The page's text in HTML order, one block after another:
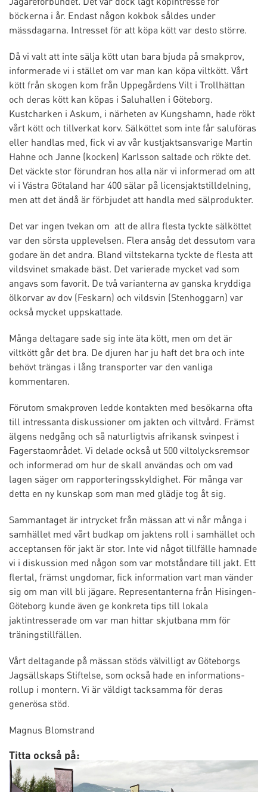
böckerna i år. Endast någon kokbok såldes under
mässdagarna. Intresset för att köpa kött var desto större.
Då vi valt att inte sälja kött utan bara bjuda på smakprov,
informerade vi i stället om var man kan köpa viltkött. Vårt
kött från skogen kom från Uppegårdens Vilt i Trollhättan
och deras kött kan köpas i Saluhallen i Göteborg.
Kustcharken i Askum, i närheten av Kungshamn, hade rökt
vårt kött och tillverkat korv. Sälköttet som inte får saluföras
eller handlas med, fick vi av vår kustjaktsansvarige Martin
Hahne och Janne (kocken) Karlsson saltade och rökte det.
Det väckte stor förundran hos alla när vi informerad om att
vi i Västra Götaland har 400 sälar på licensjaktstilldelning,
men att det ändå är förbjudet att handla med sälprodukter.
Det var ingen tvekan om att de allra flesta tyckte sälköttet
var den sörsta upplevelsen. Flera ansåg det dessutom vara
godare än det andra. Bland viltstekarna tyckte de flesta att
vildsvinet smakade bäst. Det varierade mycket vad som
angavs som favorit. De två varianterna av ganska kryddiga
ölkorvar av dov (Feskarn) och vildsvin (Stenhoggarn) var
också mycket uppskattade.
Många deltagare sade sig inte äta kött, men om det är
viltkött går det bra. De djuren har ju haft det bra och inte
behövt trängas i lång transporter var den vanliga
kommentaren.
Förutom smakproven ledde kontakten med besökarna ofta
till intressanta diskussioner om jakten och viltvård. Främst
älgens nedgång och så naturligtvis afrikansk svinpest i
Fagerstaområdet. Vi delade också ut 500 viltolycksremsor
och informerad om hur de skall användas och om vad
lagen säger om rapporteringsskyldighet. För många var
detta en ny kunskap som man med glädje tog åt sig.
Sammantaget är intrycket från mässan att vi når många i
samhället med vårt budkap om jaktens roll i samhället och
acceptansen för jakt är stor. Inte vid något tillfälle hamnade
vi i diskussion med någon som var motståndare till jakt. Ett
flertal, främst ungdomar, fick information vart man vänder
sig om man vill bli jägare. Representanterna från Hisingen-
Göteborg kunde även ge konkreta tips till lokala
jaktintresserade om var man hittar skjutbana mm för
träningstillfällen.
Vårt deltagande på mässan stöds välvilligt av Göteborgs
Jagsällskaps Stiftelse, som också hade en informations-
rollup i montern. Vi är väldigt tacksamma för deras
generösa stöd.
Magnus Blomstrand
Titta också på: